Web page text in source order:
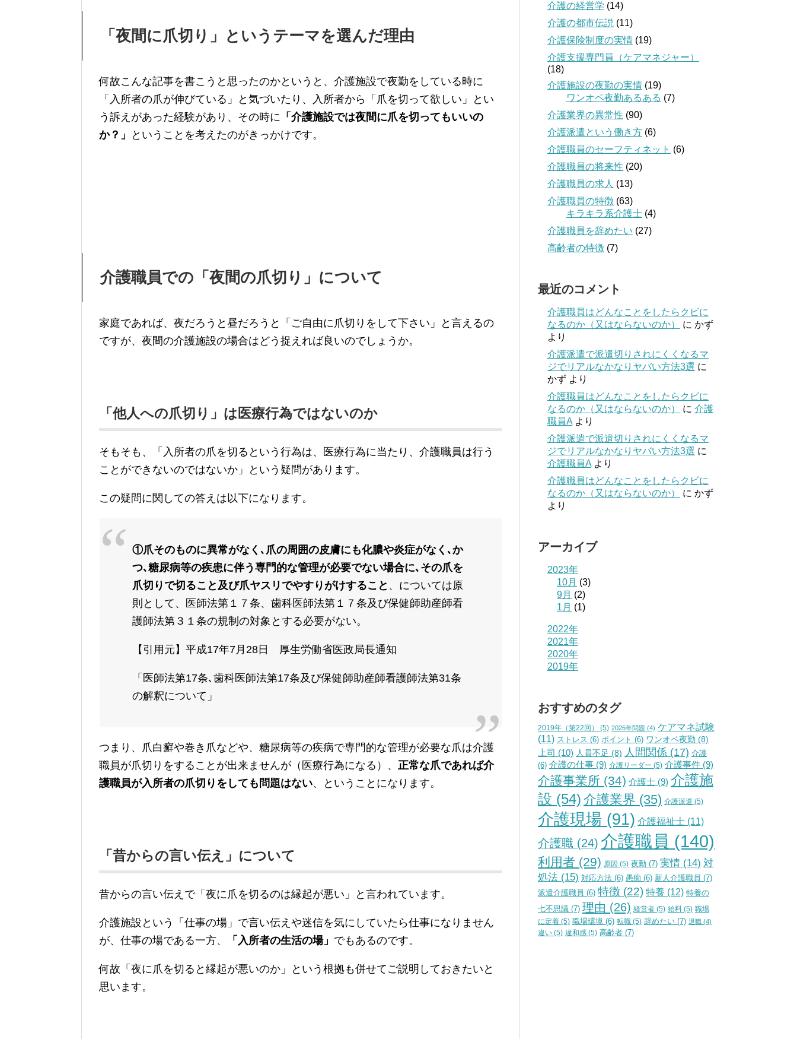
「夜間に爪切り」というテーマを選んだ理由
何故こんな記事を書こうと思ったのかというと、介護施設で夜勤をしている時に
「入所者の爪が伸びている」と気づいたり、入所者から「爪を切って欲しい」とい
う訴えがあった経験があり、その時に 「介護施設では夜間に爪を切ってもいいの
か？」
ということを考えたのがきっかけです。
介護職員での「夜間の爪切り」について
家庭であれば、夜だろうと昼だろうと「ご自由に爪切りをして下さい」と言えるの
ですが、夜間の介護施設の場合はどう捉えれば良いのでしょうか。
「他人への爪切り」は医療行為ではないのか
そもそも、「入所者の爪を切るという行為は、医療行為に当たり、介護職員は行う
ことができないのではないか」という疑問があります。
この疑問に関しての答えは以下になります。
①爪そのものに異常がなく､爪の周囲の皮膚にも化膿や炎症がなく､か
つ､糖尿病等の疾患に伴う専門的な管理が必要でない場合に､その爪を
爪切りで切ること及び爪ヤスリでやすりがけすること 、については原
則として、医師法第１７条、歯科医師法第１７条及び保健師助産師看
護師法第３１条の規制の対象とする必要がない。
【引用元】平成17年7月28日 厚生労働省医政局長通知
「医師法第17条､歯科医師法第17条及び保健師助産師看護師法第31条
の解釈について」
つまり、爪白癬や巻き爪などや、糖尿病等の疾病で専門的な管理が必要な爪は介護
職員が爪切りをすることが出来ませんが（医療行為になる）、 正常な爪であれば介
護職員が入所者の爪切りをしても問題はない、ということになります。
「昔からの言い伝え」について
昔からの言い伝えで「夜に爪を切るのは縁起が悪い」と言われています。
介護施設という「仕事の場」で言い伝えや迷信を気にしていたら仕事になりません
が、仕事の場である一方、
「入所者の生活の場」 でもあるのです。
何故「夜に爪を切ると縁起が悪いのか」という根拠も併せてご説明しておきたいと
思います。
介護の経営学 (14)
介護の都市伝説 (11)
介護保険制度の実情 (19)
介護支援専門員（ケアマネジャー）
(18)
介護施設の夜勤の実情 (19)
ワンオペ夜勤あるある (7)
介護業界の異常性 (90)
介護派遣という働き方 (6)
介護職員のセーフティネット (6)
介護職員の将来性 (20)
介護職員の求人 (13)
介護職員の特徴 (63)
キラキラ系介護士 (4)
介護職員を辞めたい (27)
高齢者の特徴 (7)
最近のコメント
介護職員はどんなことをしたらクビに
なるのか（又はならないのか）
に かず
より
介護派遣で派遣切りされにくくなるマ
ジでリアルなかなりヤバい方法3選 に
かず より
介護職員はどんなことをしたらクビに
なるのか（又はならないのか）
に 介護
職員A より
介護派遣で派遣切りされにくくなるマ
ジでリアルなかなりヤバい方法3選 に
介護職員A より
介護職員はどんなことをしたらクビに
なるのか（又はならないのか）
に かず
より
アーカイブ
2023年
10月 (3)
9月 (2)
1月 (1)
2022年
2021年
2020年
2019年
おすすめのタグ
2019年（第22回） (5) 2025年問題 (4) ケアマネ試験
(11) ストレス (6) ポイント (6) ワンオペ夜勤 (8)
上司 (10) 人員不足 (8) 人間関係 (17) 介護
(6) 介護の仕事 (9) 介護リーダー (5) 介護事件 (9)
介護事業所 (34) 介護士 (9) 介護施
設 (54) 介護業界 (35) 介護派遣 (5)
介護現場 (91) 介護福祉士 (11)
介護職 (24) 介護職員 (140)
利用者 (29) 原因 (5) 夜勤 (7) 実情 (14) 対
処法 (15) 対応方法 (6) 愚痴 (6) 新人介護職員 (7)
派遣介護職員 (6) 特徴 (22) 特養 (12) 特養の
七不思議 (7) 理由 (26) 経営者 (5) 給料 (5) 職場
に定着 (5) 職場環境 (6) 転職 (5) 辞めたい (7) 退職 (4)
違い (5) 違和感 (5) 高齢者 (7)